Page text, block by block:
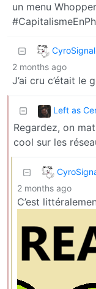
un menu
2 months ago
J’ai cru c’était le
Left as
Regardez, on
cool sur les
2 months ago
C’est